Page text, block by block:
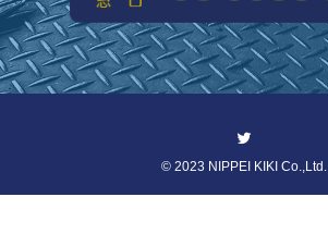
© 2023 NIPPEI KIKI Co.,Ltd.